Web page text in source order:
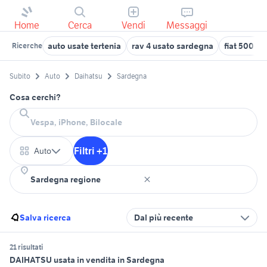
Home Cerca Vendi Messaggi
Ricerche auto usate tertenia rav 4 usato sardegna fiat 500
Subito Auto Daihatsu Sardegna
Cosa cerchi?
Auto Filtri +1
Salva ricerca Dal più recente
21 risultati
DAIHATSU usata in vendita in Sardegna